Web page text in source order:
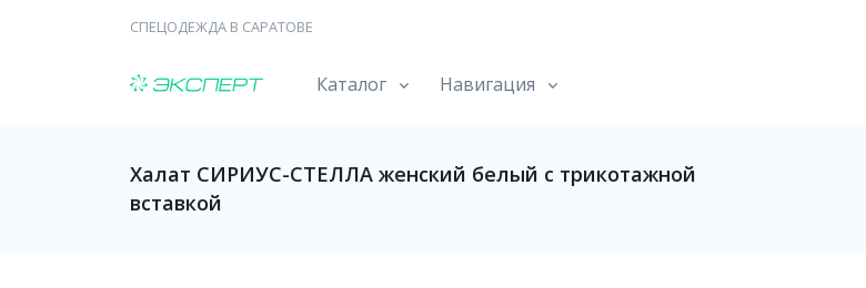
СПЕЦОДЕЖДА В САРАТОВЕ
Каталог Навигация
Халат СИРИУС-СТЕЛЛА женский белый с трикотажной
вставкой